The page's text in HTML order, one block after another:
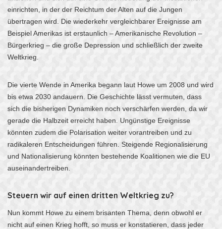
einrichten, in der der Reichtum der Alten auf die Jungen
übertragen wird. Die wiederkehr vergleichbarer Ereignisse am
Beispiel Amerikas ist erstaunlich – Amerikanische Revolution –
Bürgerkrieg – die große Depression und schließlich der zweite
Weltkrieg.
Die vierte Wende in Amerika begann laut Howe um 2008 und wird
bis etwa 2030 andauern. Die Geschichte lässt vermuten, dass
sich die bisherigen Dynamiken noch verschärfen werden, da wir
gerade die Halbzeit erreicht haben. Ungünstige Ereignisse
könnten zudem die Polarisation weiter vorantreiben und zu
radikaleren Entscheidungen führen. Steigende Regionalisierung
und Nationalisierung könnten bestehende Koalitionen wie die EU
auseinandertreiben.
Steuern wir auf einen dritten Weltkrieg zu?
Nun kommt Howe zu einem brisanten Thema, denn obwohl er
nicht auf einen Krieg hofft, so muss er konstatieren, dass jeder